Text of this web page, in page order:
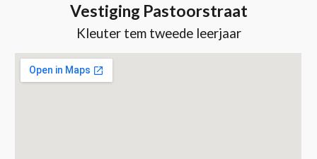
Vestiging Pastoorstraat
Kleuter tem tweede leerjaar